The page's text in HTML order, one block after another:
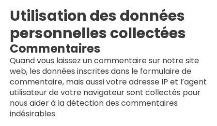
Utilisation des données
personnelles collectées
Commentaires
Quand vous laissez un commentaire sur notre site
web, les données inscrites dans le formulaire de
commentaire, mais aussi votre adresse IP et l’agent
utilisateur de votre navigateur sont collectés pour
nous aider à la détection des commentaires
indésirables.